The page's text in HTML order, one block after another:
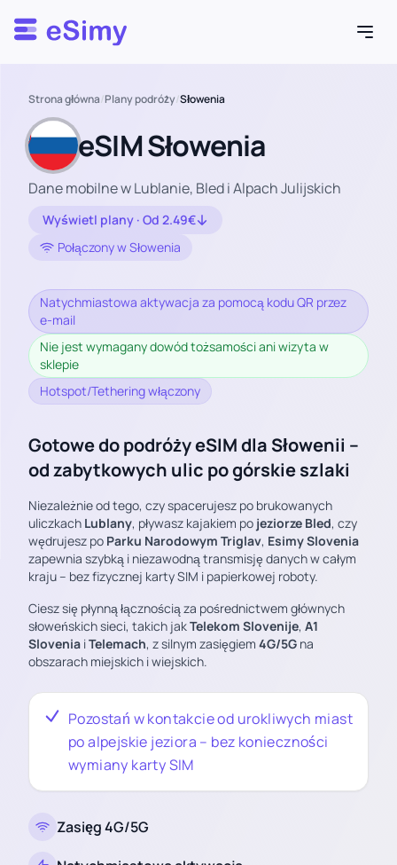
Esimy
Strona główna/Plany podróży/Słowenia
eSIM Słowenia
Dane mobilne w Lublanie, Bled i Alpach Julijskich
Wyświetl plany · Od 2.49€
Połączony w Słowenia
Natychmiastowa aktywacja za pomocą kodu QR przez
e-mail
Nie jest wymagany dowód tożsamości ani wizyta w
sklepie
Hotspot/Tethering włączony
Gotowe do podróży eSIM dla Słowenii –
od zabytkowych ulic po górskie szlaki
Niezależnie od tego, czy spacerujesz po brukowanych
uliczkach Lublany, pływasz kajakiem po jeziorze Bled, czy
wędrujesz po Parku Narodowym Triglav, Esimy Slovenia
zapewnia szybką i niezawodną transmisję danych w całym
kraju – bez fizycznej karty SIM i papierkowej roboty.
Ciesz się płynną łącznością za pośrednictwem głównych
słoweńskich sieci, takich jakTelekom Slovenije, A1
Slovenia iTelemach, z silnym zasięgiem 4G/5G na
obszarach miejskich i wiejskich.
Pozostań w kontakcie od urokliwych miast
po alpejskie jeziora – bez konieczności
wymiany karty SIM
Zasięg 4G/5G